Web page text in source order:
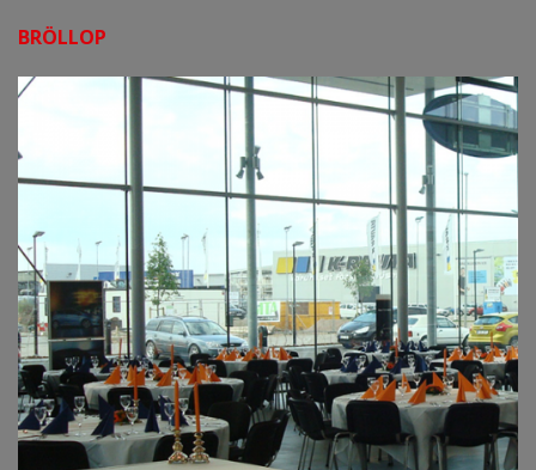
BRÖLLOP